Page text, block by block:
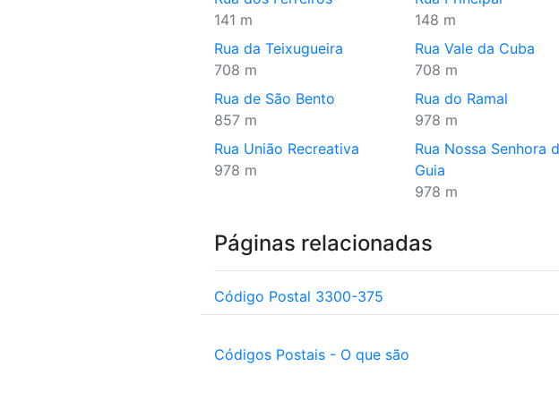
141 m
148 m
Rua da Teixugueira
708 m
Rua Vale da Cuba
708 m
Rua de São Bento
857 m
Rua do Ramal
978 m
Rua União Recreativa
978 m
Rua Nossa Senhora
Guia
978 m
Páginas relacionadas
Código Postal 3300-375
Códigos Postais - O que são